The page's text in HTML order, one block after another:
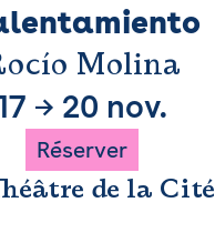
Molina
17 → 20 nov.
Réserver
de la Cité